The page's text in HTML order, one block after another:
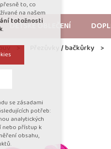
DĚTSKÉ OBLEČENÍ
Přezůvky / bačkůrky
to, co
na našem
totožnosti
.
apod.
se zásadami
potřeb:
analytických
nebo přístup k
obsahu,